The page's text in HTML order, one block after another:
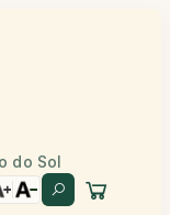
do Sol